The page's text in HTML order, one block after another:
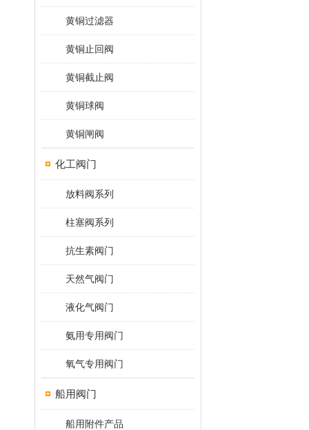
黄铜过滤器
黄铜止回阀
黄铜截止阀
黄铜球阀
黄铜闸阀
化工阀门
放料阀系列
柱塞阀系列
抗生素阀门
天然气阀门
液化气阀门
氨用专用阀门
氧气专用阀门
船用阀门
船用附件产品